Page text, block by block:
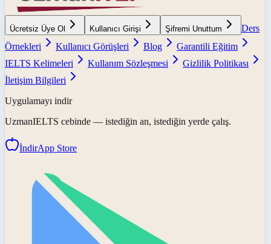
Ücretsiz Üye Ol Kullanıcı Girişi Şifremi Unuttum
Ders
Örnekleri
Kullanıcı Görüşleri Blog
Garantili Eğitim
IELTS Kelimeleri
Kullanım Sözleşmesi
Gizlilik Politikası
İletişim Bilgileri
Uygulamayı indir
UzmanIELTS cebinde — istediğin an, istediğin yerde çalış.
İndirApp Store